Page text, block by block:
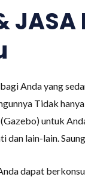
JASA
Anda yang
Tidak
untuk
dan lain-lain.
dapat